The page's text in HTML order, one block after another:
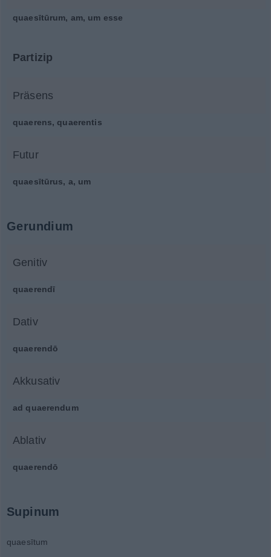
quaesītūrum, am, um esse
Partizip
Präsens
quaerens, quaerentis
Futur
quaesītūrus, a, um
Gerundium
Genitiv
quaerendī
Dativ
quaerendō
Akkusativ
ad quaerendum
Ablativ
quaerendō
Supinum
quaesītum